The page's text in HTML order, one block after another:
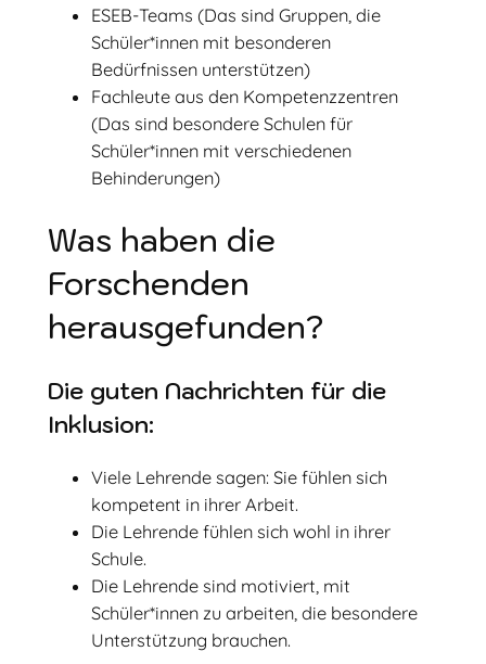
ESEB-Teams (Das sind Gruppen, die
Schüler*innen mit besonderen
Bedürfnissen unterstützen)
Fachleute aus den Kompetenzzentren
(Das sind besondere Schulen für
Schüler*innen mit verschiedenen
Behinderungen)
Was haben die
Forschenden
herausgefunden?
Die guten Nachrichten für die
Inklusion:
Viele Lehrende sagen: Sie fühlen sich
kompetent in ihrer Arbeit.
Die Lehrende fühlen sich wohl in ihrer
Schule.
Die Lehrende sind motiviert, mit
Schüler*innen zu arbeiten, die besondere
Unterstützung brauchen.